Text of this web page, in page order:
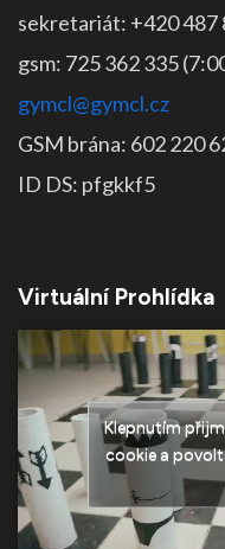
sekretariát: +420 487
gsm: 725 362 335
gymcl@gymcl.cz
GSM brána: 602 220
ID DS: pfgkkf5
Virtuální Prohlídka
Klepnutím
cookie a